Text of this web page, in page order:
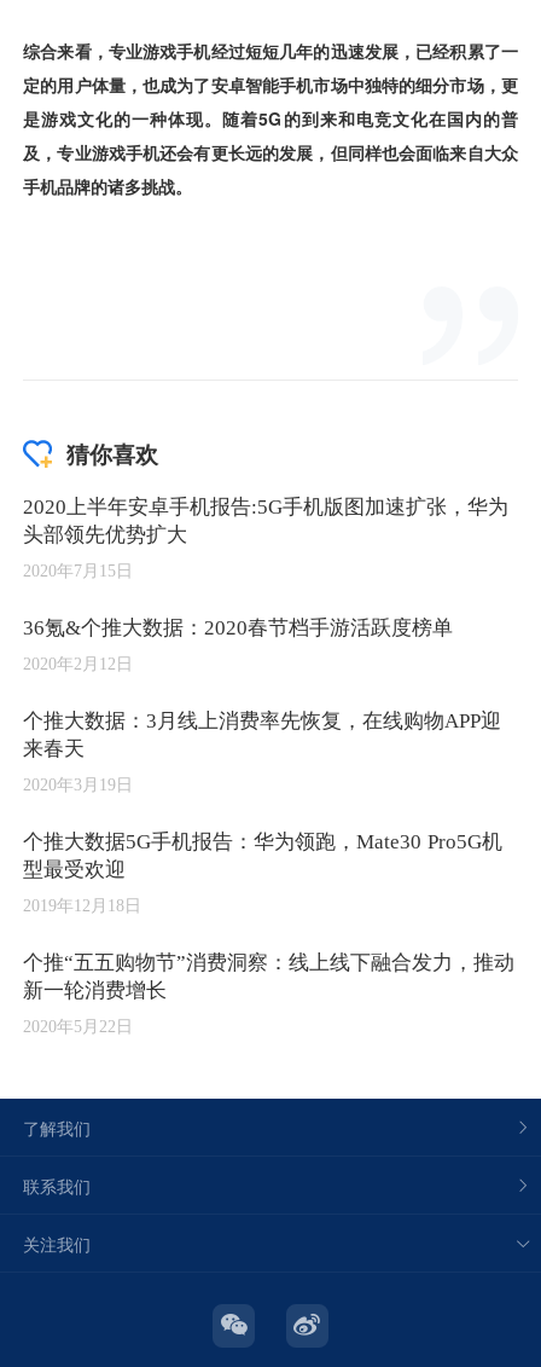
猜你喜欢
2020上半年安卓手机报告:5G手机版图加速扩张，华为
头部领先优势扩大
2020年7月15日
36氪&个推大数据：2020春节档手游活跃度榜单
2020年2月12日
个推大数据：3月线上消费率先恢复，在线购物APP迎
来春天
2020年3月19日
个推大数据5G手机报告：华为领跑，Mate30 Pro5G机
型最受欢迎
2019年12月18日
个推“五五购物节”消费洞察：线上线下融合发力，推动
新一轮消费增长
2020年5月22日
了解我们
联系我们
关注我们